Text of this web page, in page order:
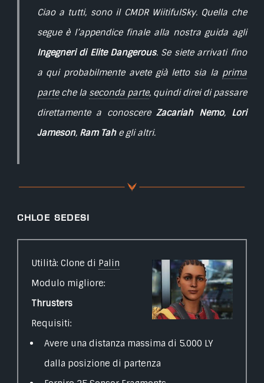
Ciao a tutti, sono il CMDR WiitifulSky. Quella che
segue è l’appendice finale alla nostra guida agli
Ingegneri di Elite Dangerous. Se siete arrivati fino
a qui probabilmente avete già letto sia la prima
parteche la seconda parte, quindi direi di passare
direttamente a conoscereZacariah Nemo, Lori
Jameson, Ram Tahe gli altri.
Chloe Sedesi
Utilità: Clone di Palin
Modulo migliore:
Thrusters
Requisiti:
Avere una distanza massima di 5.000 LY
dalla posizione di partenza